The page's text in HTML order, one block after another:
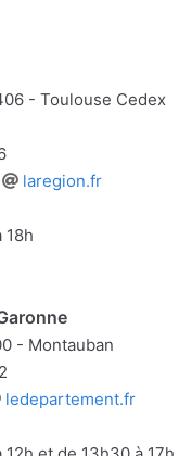
- Toulouse Cedex
Site
laregion.fr
18h
- Montauban
Site
ledepartement.fr